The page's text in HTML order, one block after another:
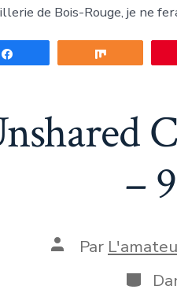
de Bois-Rouge, je ne
–
Auteur
publication
Par